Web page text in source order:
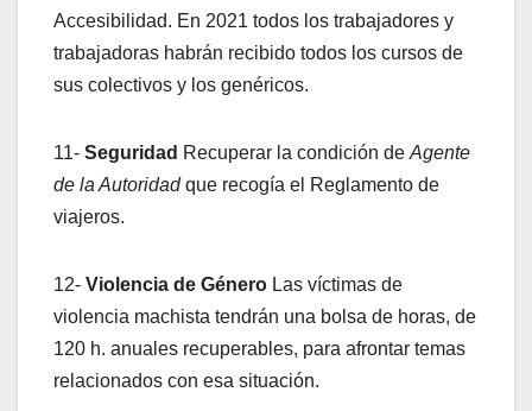
Accesibilidad. En 2021 todos los trabajadores y
trabajadoras habrán recibido todos los cursos de
sus colectivos y los genéricos.
11- Seguridad Recuperar la condición de Agente
de la Autoridadque recogía el Reglamento de
viajeros.
12- Violencia de Género Las víctimas de
violencia machista tendrán una bolsa de horas, de
120 h. anuales recuperables, para afrontar temas
relacionados con esa situación.